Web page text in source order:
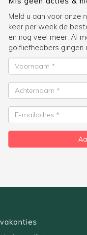
Meld u aan voor onze
keer per week de
en nog veel meer. Al
golfliefhebbers gingen
Voornaam
Achternaam
E-
mailadres